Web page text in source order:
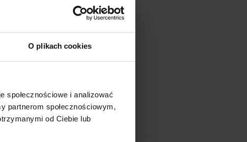
O plikach cookies
społecznościowe i analizować
partnerom społecznościowym,
od Ciebie lub